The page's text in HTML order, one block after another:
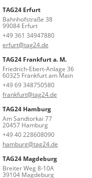
TAG24 Erfurt
Bahnhofstraße 38
99084 Erfurt
+49 361 34947880
erfurt@tag24.de
TAG24 Frankfurt a. M.
Friedrich-Ebert-Anlage 36
60325 Frankfurt am Main
+49 69 348750580
frankfurt@tag24.de
TAG24 Hamburg
Am Sandtorkai 77
20457 Hamburg
+49 40 228608090
hamburg@tag24.de
TAG24 Magdeburg
Breiter Weg 8-10A
39104 Magdeburg